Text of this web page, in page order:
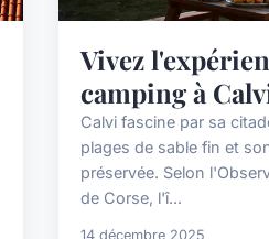
Vivez
camping à
Calvi fascine par sa
plages de sable fin et
préservée. Selon
de Corse, l'î...
14 décembre 2025